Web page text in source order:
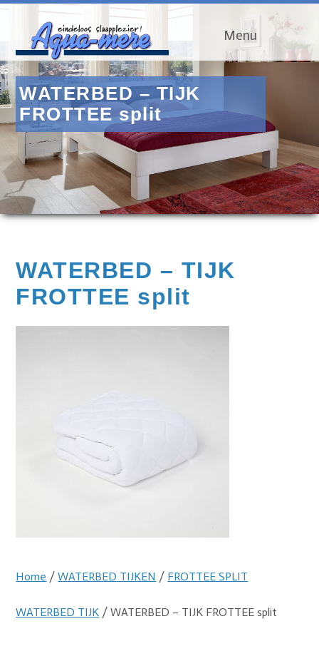
Menu
WATERBED – TIJK
FROTTEE split
WATERBED – TIJK
FROTTEE split
Home /WATERBED TIJKEN / FROTTEE SPLIT
WATERBED TIJK / WATERBED – TIJK FROTTEE split